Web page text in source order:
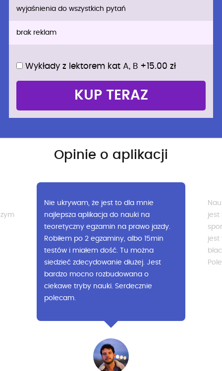
wyjaśnienia do wszystkich pytań
brak reklam
Wykłady z lektorem kat A, B +15.00 zł
KUP TERAZ
Opinie o aplikacji
Nauka testów jest darmowa, fajnie, że
jest to zrobione działami. Można się
sporo nauczyć, Przy każdym pytaniu
jest wyjaśnienie, więc nie kujesz na
blachę tylko zrozumiesz co trzeba!
Polecam.
na